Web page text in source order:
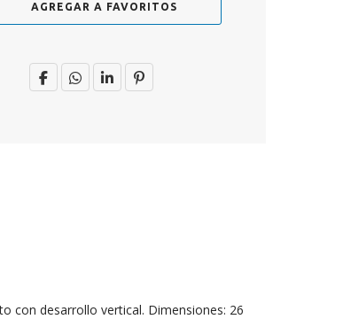
AGREGAR A FAVORITOS
con desarrollo vertical. Dimensiones: 26